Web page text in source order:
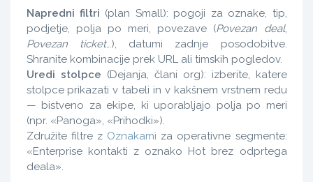
Napredni filtri (plan Small): pogoji za oznake, tip,
podjetje, polja po meri, povezave (Povezan deal,
Povezan ticket…), datumi zadnje posodobitve.
Shranite kombinacije prek URL ali timskih pogledov.
Uredi stolpce (Dejanja, člani org): izberite, katere
stolpce prikazati v tabeli in v kakšnem vrstnem redu
— bistveno za ekipe, ki uporabljajo polja po meri
(npr. «Panoga», «Prihodki»).
Združite filtre z Oznakami za operativne segmente:
«Enterprise kontakti z oznako Hot brez odprtega
deala».